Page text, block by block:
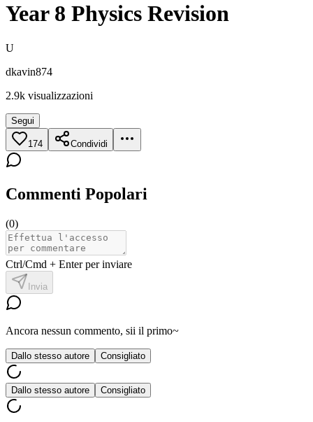
Year 8 Physics Revision
U
dkavin874
2.9k visualizzazioni
Segui
174 Condividi
Commenti Popolari
(0)
Ctrl/Cmd + Enter per inviare
Invia
Ancora nessun commento, sii il primo~
Dallo stesso autore Consigliato
Dallo stesso autore Consigliato